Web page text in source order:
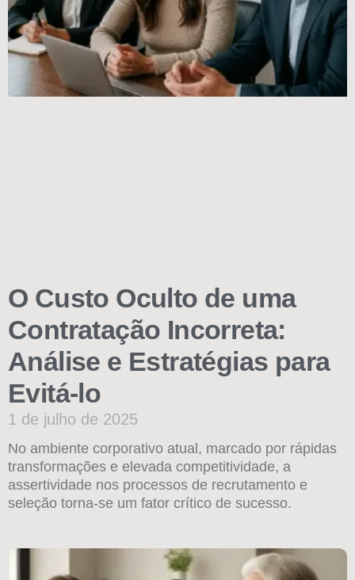
O Custo Oculto de uma
Contratação Incorreta:
Análise e Estratégias para
Evitá-lo
1 de julho de 2025
No ambiente corporativo atual, marcado por rápidas
transformações e elevada competitividade, a
assertividade nos processos de recrutamento e
seleção torna-se um fator crítico de sucesso.